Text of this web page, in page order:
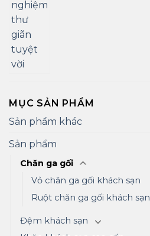
MỤC SẢN PHẨM
Sản phẩm khác
Sản phẩm
Chăn ga gối
Vỏ chăn ga gối khách sạn
Ruột chăn ga gối khách sạn
Đệm khách sạn